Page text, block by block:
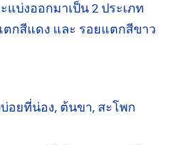
แบ่งออกมาเป็น 2 ประเภท
กสีแดง และ รอยแตกสีขาว
อยที่น่อง, ต้นขา, สะโพก